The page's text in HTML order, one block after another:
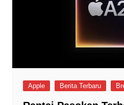
Apple Berita Terbaru